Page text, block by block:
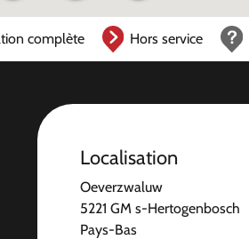
complète Hors service
Localisation
Oeverzwaluw
5221 GM s-Hertogenbosch
Pays-Bas